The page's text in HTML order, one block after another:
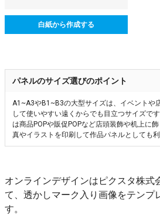
白紙から作成する
パネルのサイズ選びのポイント
A1~A3やB1~B3の大型サイズは、イベントや
して使いやすい遠くからでも目立つサイズで
は商品POPや販促POPなど店頭装飾や机上に
真やイラストを印刷して作品パネルとしても
オンラインデザインはピクスタ株式
て、透かしマーク入り画像をテンプ
す。